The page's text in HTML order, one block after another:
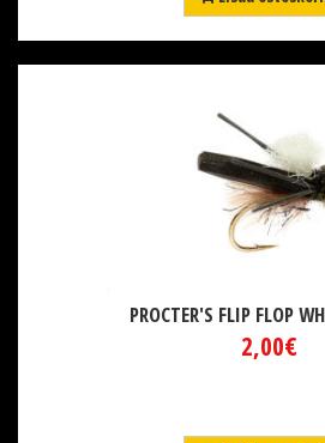
PROCTER'S FLIP FLOP
2,00€